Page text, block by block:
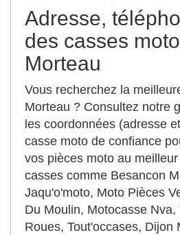
Adresse,
des casses
Morteau
Vous recherchez la
Morteau ? Consultez notre
les coordonnées (adresse
casse moto de confiance
vos pièces moto au
casses comme Besancon
Jaqu'o'moto, Moto Pièces
Du Moulin, Motocasse Nva,
Roues, Tout'occases, Dijon